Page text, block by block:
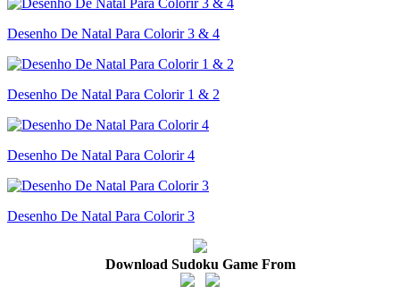
Desenho De Natal Para Colorir 3 & 4
Desenho De Natal Para Colorir 1 & 2
Desenho De Natal Para Colorir 4
Desenho De Natal Para Colorir 3
Download Sudoku Game From